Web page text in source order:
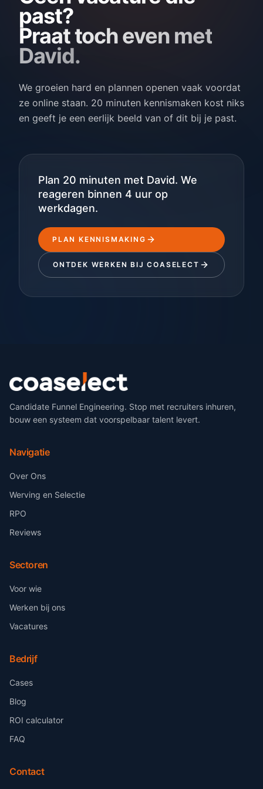
Opschalen en systematiseren • Experiment-ritme
opzetten (wekelijkse tests op hooks, angles,
creatives, CTA's) • Automatiseringen uitbouwen
(retargeting, nurture, scoring, routing) • Playbooks
maken die we per klant/discipline kunnen
bepaalde markt, is er plek.
past?
Praat toch even met
David.
We groeien hard en plannen openen vaak voordat
ze online staan. 20 minuten kennismaken kost niks
en geeft je een eerlijk beeld van of dit bij je past.
Plan 20 minuten met David. We
reageren binnen 4 uur op
werkdagen.
PLAN KENNISMAKING
ONTDEK WERKEN BIJ COASELECT
Candidate Funnel Engineering. Stop met recruiters inhuren,
bouw een systeem dat voorspelbaar talent levert.
Navigatie
Over Ons
Werving en Selectie
RPO
Reviews
Sectoren
Voor wie
Werken bij ons
Vacatures
Bedrijf
Cases
Blog
ROI calculator
FAQ
Contact